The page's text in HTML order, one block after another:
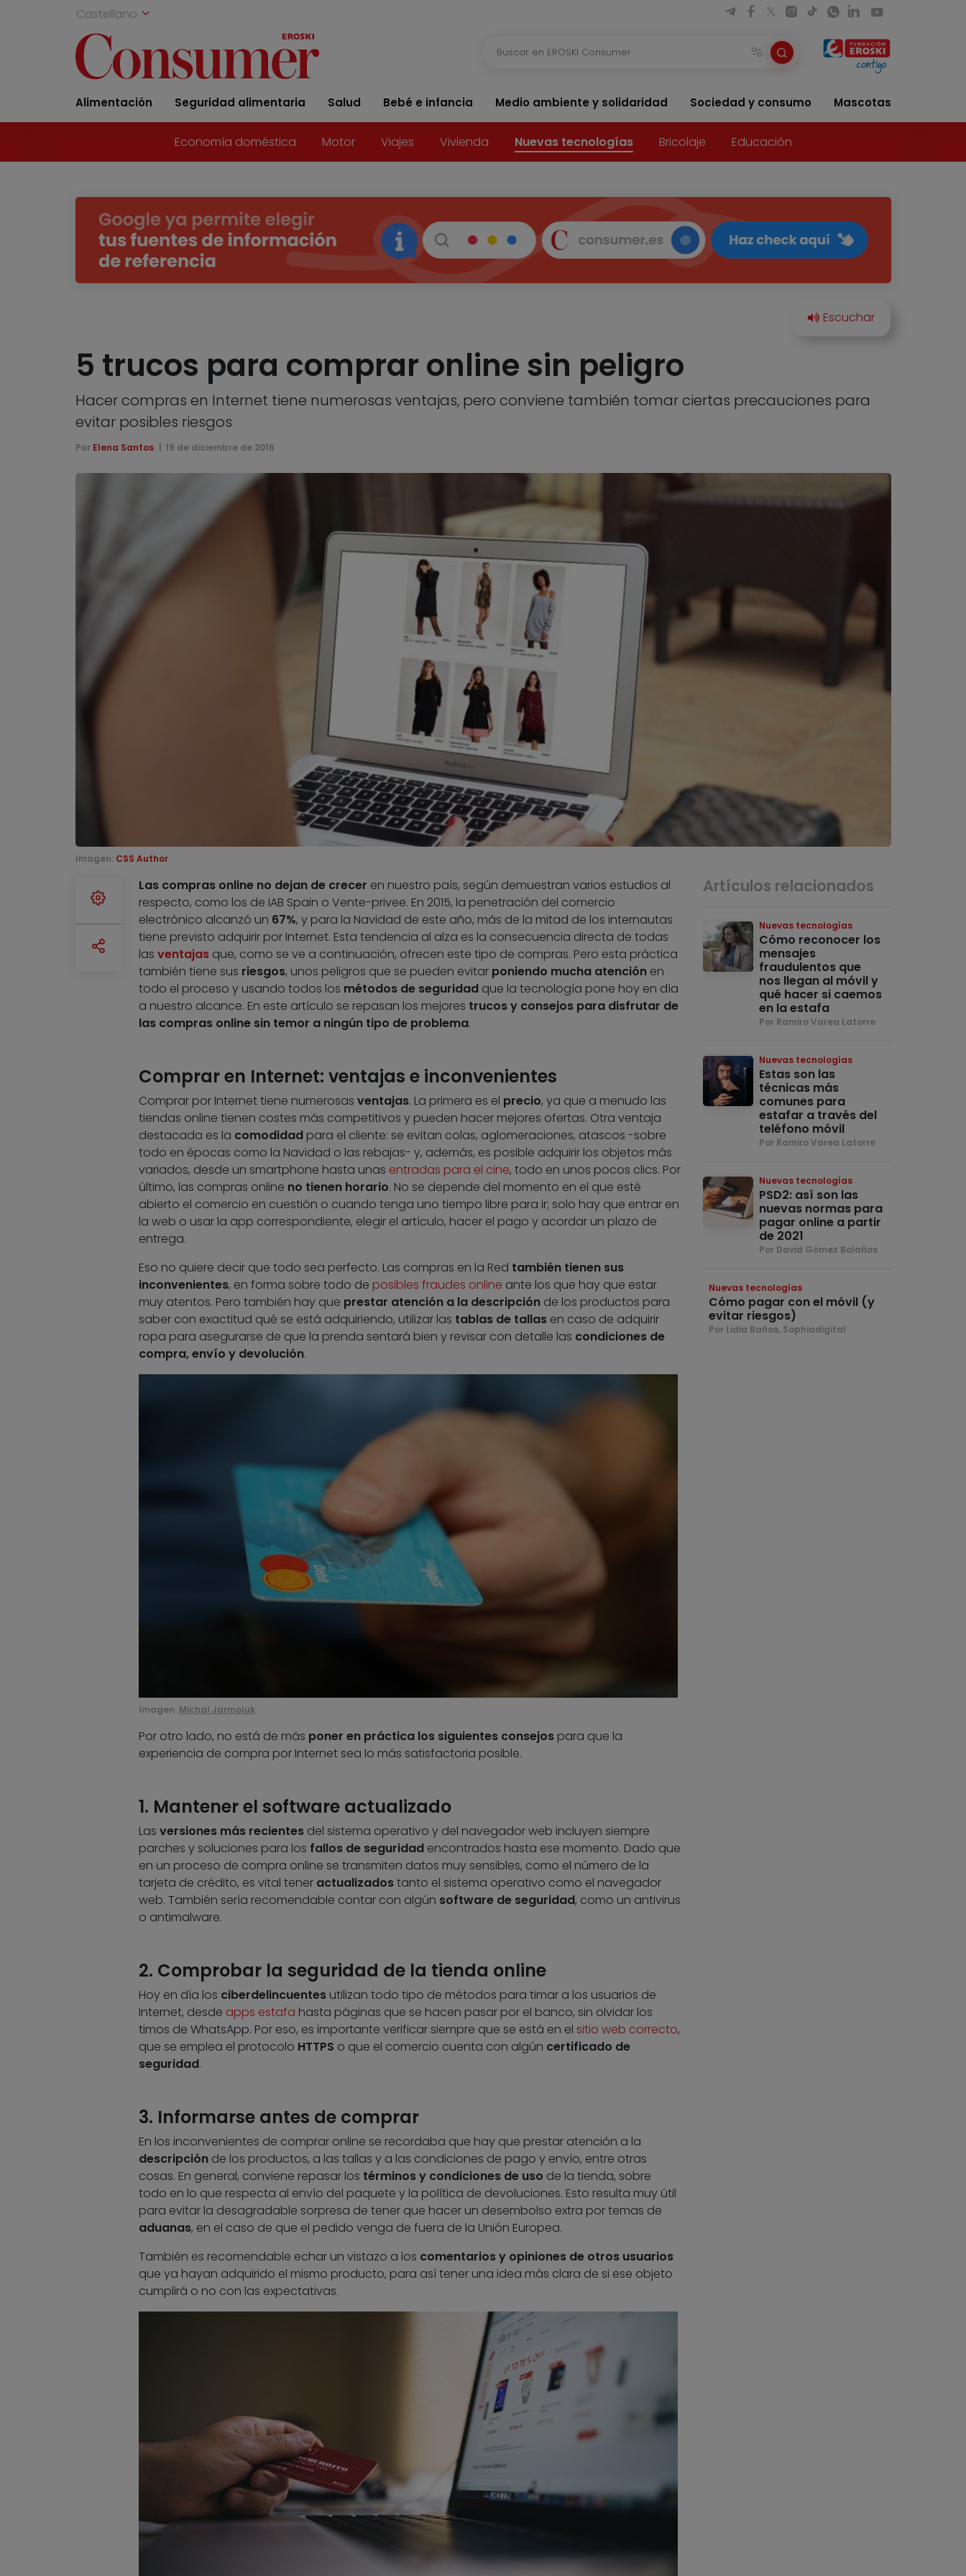
Castellano
Alimentación Seguridad alimentaria Salud Bebé e infancia Medio ambiente y solidaridad Sociedad y consumo Mascotas
Economía doméstica Motor Viajes Vivienda Nuevas tecnologías Bricolaje Educación
5 trucos para comprar online sin peligro
Hacer compras en Internet tiene numerosas ventajas, pero conviene también tomar ciertas precauciones para
evitar posibles riesgos
Por Elena Santos 19 de diciembre de 2016
Imagen: CSS Author
Las compras online no dejan de crecer en nuestro país, según demuestran varios estudios al
respecto, como los de IAB Spain o Vente-privee. En 2015, la penetración del comercio
electrónico alcanzó un 67%, y para la Navidad de este año, más de la mitad de los internautas
tiene previsto adquirir por Internet. Esta tendencia al alza es la consecuencia directa de todas
las ventajasque, como se ve a continuación, ofrecen este tipo de compras. Pero esta práctica
también tiene sus riesgos, unos peligros que se pueden evitar poniendo mucha atenciónen
todo el proceso y usando todos los métodos de seguridadque la tecnología pone hoy en día
a nuestro alcance. En este artículo se repasan los mejores trucos y consejos para disfrutar de
las compras online sin temor a ningún tipo de problema.
Comprar en Internet: ventajas e inconvenientes
Comprar por Internet tiene numerosas ventajas. La primera es el precio, ya que a menudo las
tiendas online tienen costes más competitivos y pueden hacer mejores ofertas. Otra ventaja
destacada es la comodidadpara el cliente: se evitan colas, aglomeraciones, atascos -sobre
todo en épocas como la Navidad o las rebajas- y, además, es posible adquirir los objetos más
variados, desde un smartphone hasta unas entradas para el cine, todo en unos pocos clics. Por
último, las compras online no tienen horario. No se depende del momento en el que esté
abierto el comercio en cuestión o cuando tenga uno tiempo libre para ir; solo hay que entrar en
la web o usar la app correspondiente, elegir el artículo, hacer el pago y acordar un plazo de
entrega.
Eso no quiere decir que todo sea perfecto. Las compras en la Red también tienen sus
inconvenientes, en forma sobre todo de posibles fraudes online ante los que hay que estar
muy atentos. Pero también hay que prestar atención a la descripciónde los productos para
saber con exactitud qué se está adquiriendo, utilizar las tablas de tallasen caso de adquirir
ropa para asegurarse de que la prenda sentará bien y revisar con detalle las condiciones de
compra, envío y devolución.
Imagen: Michal Jarmoluk
Por otro lado, no está de más poner en práctica los siguientes consejospara que la
experiencia de compra por Internet sea lo más satisfactoria posible.
1. Mantener el software actualizado
Las versiones más recientesdel sistema operativo y del navegador web incluyen siempre
parches y soluciones para los fallos de seguridadencontrados hasta ese momento. Dado que
en un proceso de compra online se transmiten datos muy sensibles, como el número de la
tarjeta de crédito, es vital tener actualizadostanto el sistema operativo como el navegador
web. También sería recomendable contar con algún software de seguridad, como un antivirus
o antimalware.
2. Comprobar la seguridad de la tienda online
Hoy en día los ciberdelincuentesutilizan todo tipo de métodos para timar a los usuarios de
Internet, desde apps estafa hasta páginas que se hacen pasar por el banco, sin olvidar los
timos de WhatsApp. Por eso, es importante verificar siempre que se está en el sitio web correcto,
que se emplea el protocolo HTTPS o que el comercio cuenta con algún certificado de
seguridad.
3. Informarse antes de comprar
En los inconvenientes de comprar online se recordaba que hay que prestar atención a la
descripciónde los productos, a las tallas y a las condiciones de pago y envío, entre otras
cosas. En general, conviene repasar los términos y condiciones de uso de la tienda, sobre
todo en lo que respecta al envío del paquete y la política de devoluciones. Esto resulta muy útil
para evitar la desagradable sorpresa de tener que hacer un desembolso extra por temas de
aduanas, en el caso de que el pedido venga de fuera de la Unión Europea.
También es recomendable echar un vistazo a los comentarios y opiniones de otros usuarios
que ya hayan adquirido el mismo producto, para así tener una idea más clara de si ese objeto
cumplirá o no con las expectativas.
Artículos relacionados
Nuevas tecnologías
Cómo reconocer los
mensajes
fraudulentos que
nos llegan al móvil y
qué hacer si caemos
en la estafa
Por Ramiro Varea Latorre
Nuevas tecnologías
Estas son las
técnicas más
comunes para
estafar a través del
teléfono móvil
Por Ramiro Varea Latorre
Nuevas tecnologías
PSD2: así son las
nuevas normas para
pagar online a partir
de 2021
Por David Gómez Bolaños
Nuevas tecnologías
Cómo pagar con el móvil (y
evitar riesgos)
Por Lidia Baños, Sophiadigital